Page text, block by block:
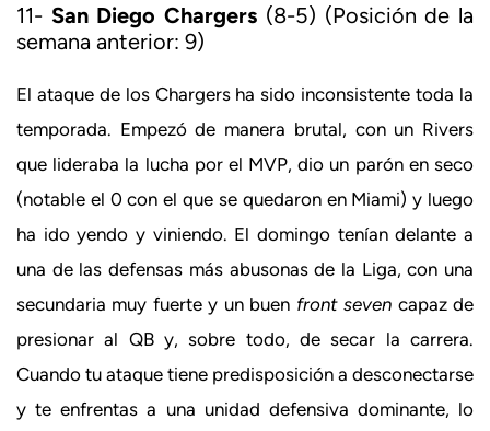
11- San Diego Chargers (8-5) (Posición de la
semana anterior: 9)
El ataque de los Chargers ha sido inconsistente toda la
temporada. Empezó de manera brutal, con un Rivers
que lideraba la lucha por el MVP, dio un parón en seco
(notable el 0 con el que se quedaron en Miami) y luego
ha ido yendo y viniendo. El domingo tenían delante a
una de las defensas más abusonas de la Liga, con una
secundaria muy fuerte y un buen front seven capaz de
presionar al QB y, sobre todo, de secar la carrera.
Cuando tu ataque tiene predisposición a desconectarse
y te enfrentas a una unidad defensiva dominante, lo